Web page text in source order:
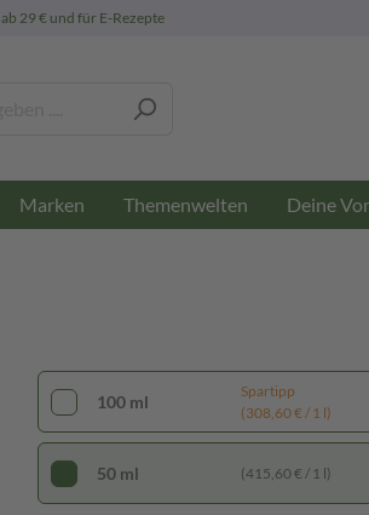
ab 29 € und für E-Rezepte
Marken Themenwelten Deine
100 ml
Spartipp
(308,60 € / 1 l)
50 ml (415,60 € / 1 l)